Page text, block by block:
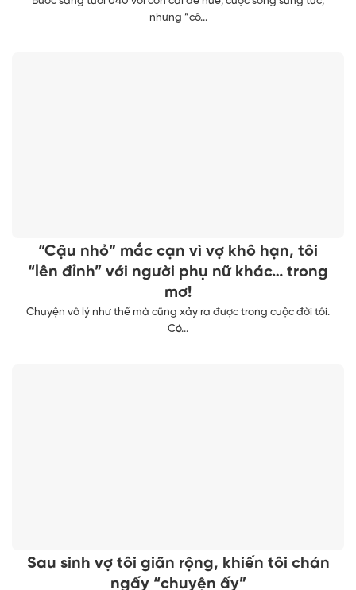
nhưng “cô...
“Cậu nhỏ” mắc cạn vì vợ khô hạn, tôi
“lên đỉnh” với người phụ nữ khác… trong
mơ!
Chuyện vô lý như thế mà cũng xảy ra được trong cuộc đời tôi.
Có...
Sau sinh vợ tôi giãn rộng, khiến tôi chán
ngấy “chuyện ấy”